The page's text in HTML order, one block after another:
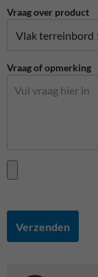
Vraag over product
Vraag of opmerking
Verzenden